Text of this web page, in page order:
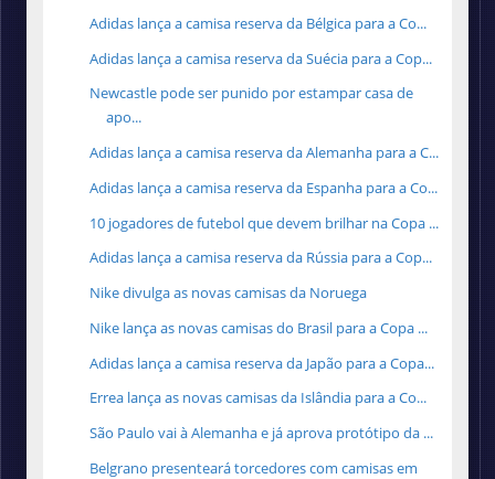
Adidas lança a camisa reserva da Bélgica para a Co...
Adidas lança a camisa reserva da Suécia para a Cop...
Newcastle pode ser punido por estampar casa de
apo...
Adidas lança a camisa reserva da Alemanha para a C...
Adidas lança a camisa reserva da Espanha para a Co...
10 jogadores de futebol que devem brilhar na Copa ...
Adidas lança a camisa reserva da Rússia para a Cop...
Nike divulga as novas camisas da Noruega
Nike lança as novas camisas do Brasil para a Copa ...
Adidas lança a camisa reserva da Japão para a Copa...
Errea lança as novas camisas da Islândia para a Co...
São Paulo vai à Alemanha e já aprova protótipo da ...
Belgrano presenteará torcedores com camisas em